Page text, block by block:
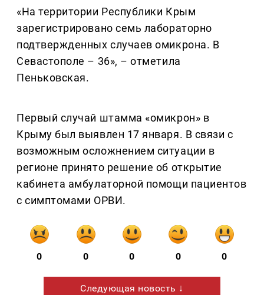
«На территории Республики Крым
зарегистрировано семь лабораторно
подтвержденных случаев омикрона. В
Севастополе – 36», – отметила
Пеньковская.
Первый случай штамма «омикрон» в
Крыму был выявлен 17 января. В связи с
возможным осложнением ситуации в
регионе принято решение об открытие
кабинета амбулаторной помощи пациентов
с симптомами ОРВИ.
0 0 0 0 0
Следующая новость ↓